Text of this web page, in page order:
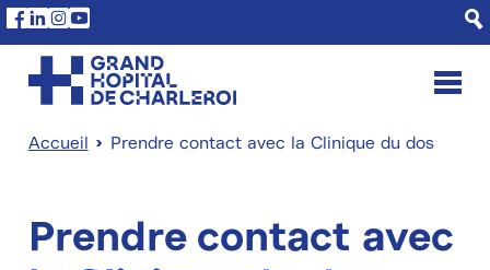
Aller
au
contenu
principal
Facebook
Linkedin
Instagram
Youtube
d'Ariane
Accueil Prendre contact avec la Clinique du dos
Prendre contact avec
Panneau de gestion des cookies